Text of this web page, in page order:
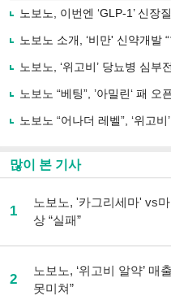
로
기
사
유
기
노보노, 이번엔 ‘GLP-1’ 신장
노보노 소개, ‘비만' 신약개발
노보노, ‘위고비’ 당뇨병 심부
노보노 “베팅”, ’아밀린‘ 패 오
노보노 “어나더 레벨”, ‘위고
많이 본 기사
1
노보노, '카그리세마' vs
상 “실패”
2
노보노, ‘위고비 알약’ 매
못미쳐”